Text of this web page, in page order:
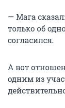
— Мага
только об
согласился.
А вот
одним из